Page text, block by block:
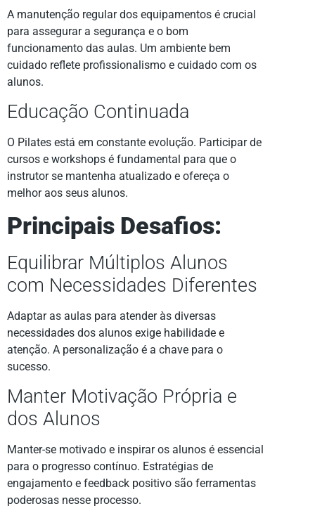
A manutenção regular dos equipamentos é crucial
para assegurar a segurança e o bom
funcionamento das aulas. Um ambiente bem
cuidado reflete profissionalismo e cuidado com os
alunos.
Educação Continuada
O Pilates está em constante evolução. Participar de
cursos e workshops é fundamental para que o
instrutor se mantenha atualizado e ofereça o
melhor aos seus alunos.
Principais Desafios:
Equilibrar Múltiplos Alunos
com Necessidades Diferentes
Adaptar as aulas para atender às diversas
necessidades dos alunos exige habilidade e
atenção. A personalização é a chave para o
sucesso.
Manter Motivação Própria e
dos Alunos
Manter-se motivado e inspirar os alunos é essencial
para o progresso contínuo. Estratégias de
engajamento e feedback positivo são ferramentas
poderosas nesse processo.